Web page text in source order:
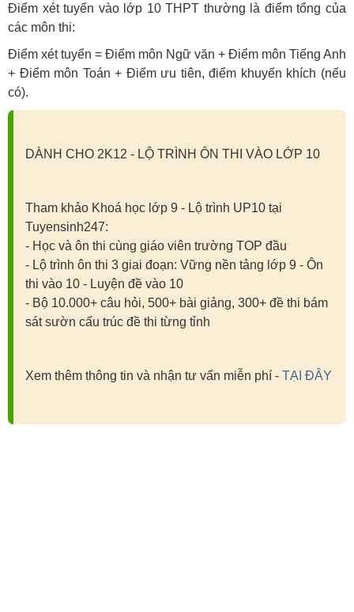
Điểm xét tuyển vào lớp 10 THPT thường là điểm tổng của
các môn thi:
Điểm xét tuyển = Điểm môn Ngữ văn + Điểm môn Tiếng Anh
+ Điểm môn Toán + Điểm ưu tiên, điểm khuyến khích (nếu
có).
DÀNH CHO 2K12 - LỘ TRÌNH ÔN THI VÀO LỚP 10
Tham khảo Khoá học lớp 9 - Lộ trình UP10 tại
Tuyensinh247:
- Học và ôn thi cùng giáo viên trường TOP đầu
- Lộ trình ôn thi 3 giai đoạn: Vững nền tảng lớp 9 - Ôn
thi vào 10 - Luyện đề vào 10
- Bộ 10.000+ câu hỏi, 500+ bài giảng, 300+ đề thi bám
sát sườn cấu trúc đề thi từng tỉnh
Xem thêm thông tin và nhận tư vấn miễn phí - TẠI ĐÂY